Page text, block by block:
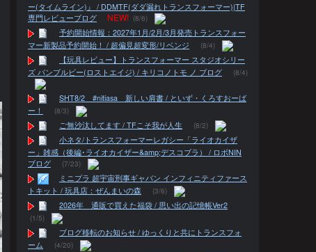
ー(タイムライン)』 / DDMTF(ダダ漏れトランスフォーマー)|TF
専門レビューブログ
NEW! (8/6)
予約開始情報：2027年1月/2月/3月発売トランスフォー
マー新製品予約開始！ / 超偏見超変形/リベンジ
(8/4)
【玩具レビュー】トランスフォーマー スタジオシリー
ズ バンブルビー(ロストエイジ) / キリコノトモ ノ ブログ
(8/4)
SHT8/2 #nitiasa 新しい肩書 / といず・くろすおーば
ー！
(8/3)
ご無沙汰してます / TFこそ我が人生 (8/2)
小ネタ/トランスフォーマーレガシー「ライオカイザ
ー」雑感（後編･ライオカイザー&amp;デスコブラ） / ロボNIN
ブログ
(7/23)
ミニプラ 超宇宙刑事ギャバン インフィニティファース
トキット / 玩具店：ぜんまいの森
(3/6)
2026年 通販で買えた福袋 / 思い出の記憶帳Ver2
(1/5)
ブログ移転のお知らせ / ゆっくりと共にトランスフォ
ーム
(4/20)